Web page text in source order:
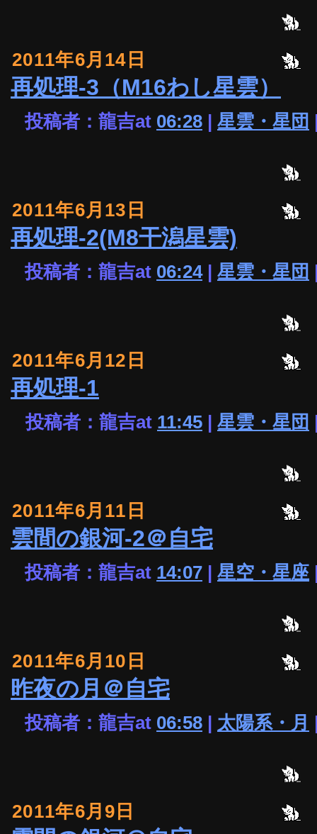
2011年6月14日
再処理-3（M16わし星雲）
投稿者：龍吉at 06:28 | 星雲・星団
2011年6月13日
再処理-2(M8干潟星雲)
投稿者：龍吉at 06:24| 星雲・星団
2011年6月12日
再処理-1
投稿者：龍吉at 11:45 | 星雲・星団
2011年6月11日
雲間の銀河-2＠自宅
投稿者：龍吉at 14:07 | 星空・星座
2011年6月10日
昨夜の月＠自宅
投稿者：龍吉at 06:58 | 太陽系・月
2011年6月9日